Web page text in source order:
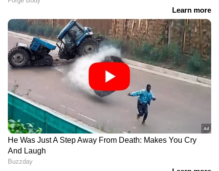
Related Articles
Health Tips : എന്താണ് നോറോവൈറസ്?
ലക്ഷണങ്ങൾ എന്തെല്ലാം?
Health Tips : മുഖത്തെ കരുവാളിപ്പ് മാറ്റാൻ